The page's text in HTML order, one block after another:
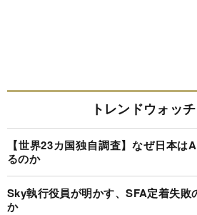
トレンドウォッチ
【世界23カ国独自調査】なぜ日本は
るのか
Sky執行役員が明かす、SFA定着失敗
か